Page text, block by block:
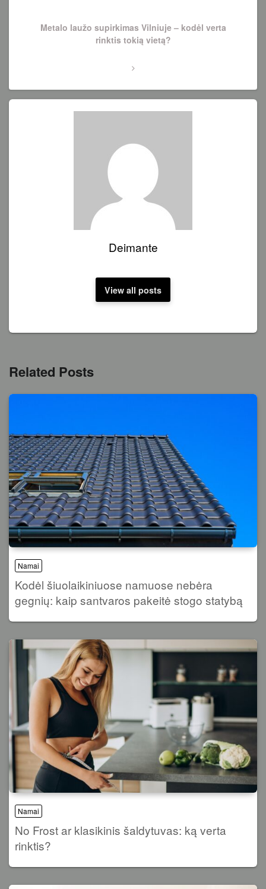
NextMetalo laužo supirkimas Vilniuje – kodėl verta
rinktis tokią vietą?
Deimante
View all posts
Related Posts
Namai
Kodėl šiuolaikiniuose namuose nebėra
gegnių: kaip santvaros pakeitė stogo statybą
Namai
No Frost ar klasikinis šaldytuvas: ką verta
rinktis?